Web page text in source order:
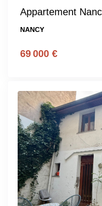
Appartement
NANCY
69 000 €